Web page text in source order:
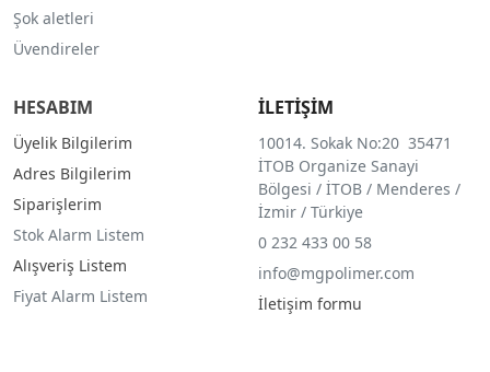
Şok aletleri
Üvendireler
HESABIM
Üyelik Bilgilerim
Adres Bilgilerim
Siparişlerim
Stok Alarm Listem
Alışveriş Listem
Fiyat Alarm Listem
İLETİŞİM
10014. Sokak No:20 35471
İTOB Organize Sanayi
Bölgesi / İTOB / Menderes /
İzmir / Türkiye
0 232 433 00 58
info@mgpolimer.com
İletişim formu